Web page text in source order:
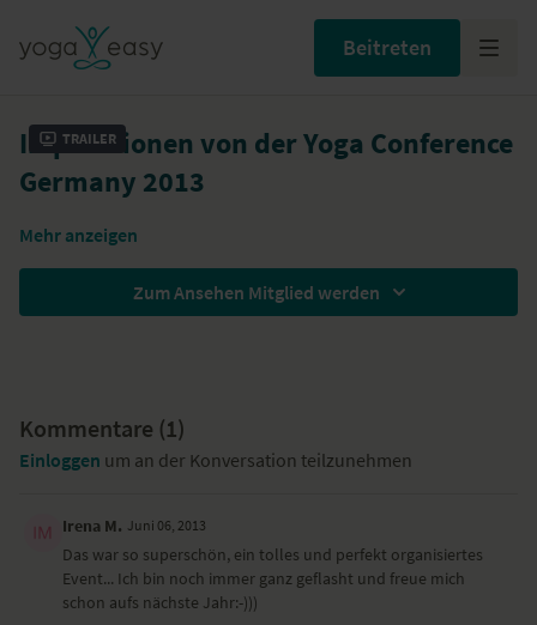
Beitreten
Trailer
Impressionen von der Yoga Conference
Germany 2013
Mehr anzeigen
Zum Ansehen Mitglied werden
Kommentare (1)
Einloggen um an der Konversation teilzunehmen
Irena M. Juni 06, 2013
Das war so superschön, ein tolles und perfekt organisiertes
Event... Ich bin noch immer ganz geflasht und freue mich
schon aufs nächste Jahr:-)))